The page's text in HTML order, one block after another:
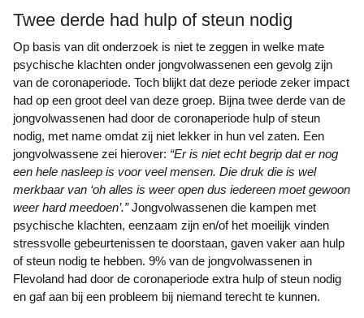
Twee derde had hulp of steun nodig
Op basis van dit onderzoek is niet te zeggen in welke mate
psychische klachten onder jongvolwassenen een gevolg zijn
van de coronaperiode. Toch blijkt dat deze periode zeker impact
had op een groot deel van deze groep. Bijna twee derde van de
jongvolwassenen had door de coronaperiode hulp of steun
nodig, met name omdat zij niet lekker in hun vel zaten. Een
jongvolwassene zei hierover: “Er is niet echt begrip dat er nog
een hele nasleep is voor veel mensen. Die druk die is wel
merkbaar van ‘oh alles is weer open dus iedereen moet gewoon
weer hard meedoen’.”Jongvolwassenen die kampen met
psychische klachten, eenzaam zijn en/of het moeilijk vinden
stressvolle gebeurtenissen te doorstaan, gaven vaker aan hulp
of steun nodig te hebben. 9% van de jongvolwassenen in
Flevoland had door de coronaperiode extra hulp of steun nodig
en gaf aan bij een probleem bij niemand terecht te kunnen.